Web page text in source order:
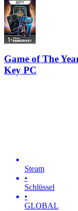
Game of The
Key PC
Steam
•
Schlüssel
•
GLOBAL